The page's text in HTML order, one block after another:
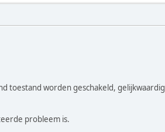
toestand worden geschakeld, gelijkwaardig
probleem is.